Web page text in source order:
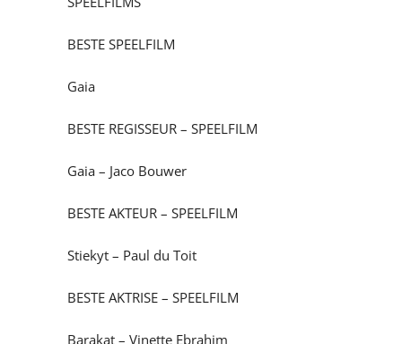
BESTE SPEELFILM
Gaia
BESTE REGISSEUR – SPEELFILM
Gaia – Jaco Bouwer
BESTE AKTEUR – SPEELFILM
Stiekyt – Paul du Toit
BESTE AKTRISE – SPEELFILM
Barakat – Vinette Ebrahim